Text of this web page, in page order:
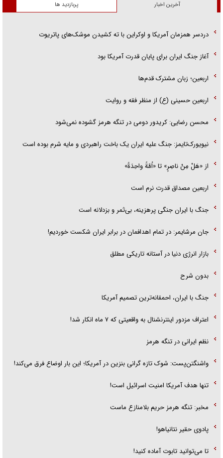
آخرین اخبار پربازدید ها
دردسر همزمان آمریکا و اوکراین با ته کشیدن موشک‌های پاتریوت
آغاز جنگ ایران برای پایان قدرت آمریکا بود
اربعین؛ زبان مشترک قدم‌ها
اربعین حسینی (ع) از منظر فقه و روایت
محسن رضایی: کریدور دومی در تنگه هرمز گشوده نمی‌شود
نیویورک‌تایمز: جنگ علیه ایران یک باخت راهبردی و مایه شرم بوده است
از «هَلْ مِنْ ناصِرٍ» تا «اُمَّةً واحِدَةً»
اربعین مصداق قدرت نرم است
جنگ با ایران جنگی پرهزینه، بی‌ثمر و بزدلانه است
جان مرشایمر: در تمام اهدافمان در برابر ایران شکست خوردیم!
بازار انرژی دنیا در آستانه تاریکی مطلق
بدون شرح
جنگ با ایران، احمقانه‌ترین تصمیم آمریکا
اعتراف مزدور اینترنشنال به واقعیتی که ۷ ماه انکار شد!
نظم ایرانی در تنگه هرمز
واشنگتن‌پست: شوک تازه گرانی بنزین در آمریکا؛ این بار اوضاع فرق می‌کند!
تنها هدف آمریکا امنیت اسرائیل است!
مخبر: تنگه هرمز حریم بلامنازع ماست
پادوی حقیر نتانیاهو!
تا می‌توانید تابوت آماده کنید!